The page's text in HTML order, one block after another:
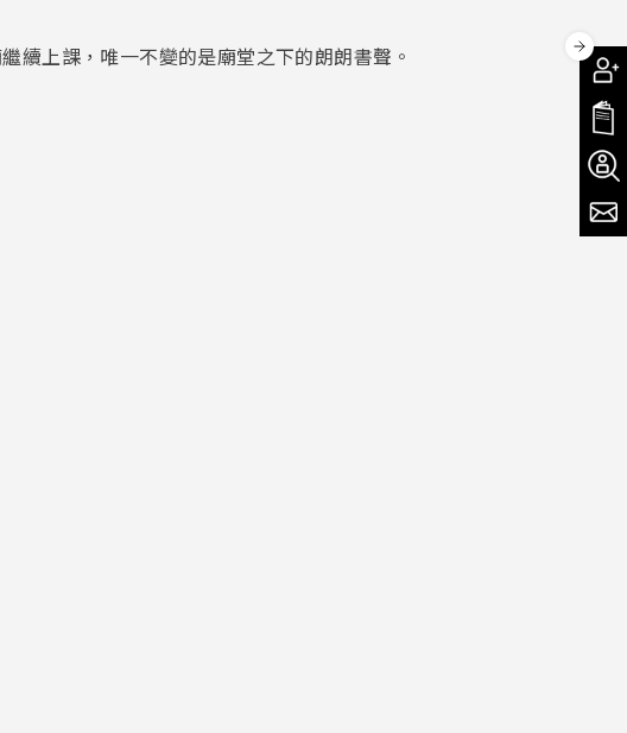
續上課，唯一不變的是廟堂之下的朗朗書聲。